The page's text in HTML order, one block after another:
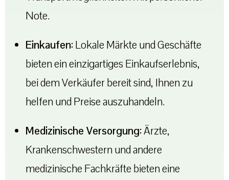
Note.
Einkaufen:Lokale Märkte und Geschäfte
bieten ein einzigartiges Einkaufserlebnis,
bei dem Verkäufer bereit sind, Ihnen zu
helfen und Preise auszuhandeln.
Medizinische Versorgung:Ärzte,
Krankenschwestern und andere
medizinische Fachkräfte bieten eine